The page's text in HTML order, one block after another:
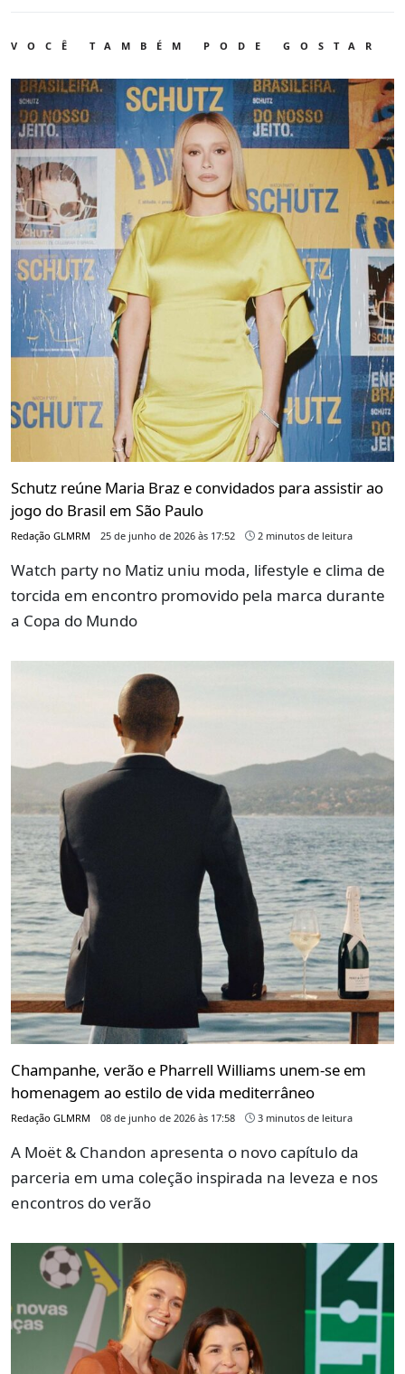
VOCÊ TAMBÉM PODE GOSTAR
Schutz reúne Maria Braz e convidados para assistir ao
jogo do Brasil em São Paulo
Redação GLMRM 25 de junho de 2026 às 17:52 2 minutos de leitura
Watch party no Matiz uniu moda, lifestyle e clima de
torcida em encontro promovido pela marca durante
a Copa do Mundo
Champanhe, verão e Pharrell Williams unem-se em
homenagem ao estilo de vida mediterrâneo
Redação GLMRM 08 de junho de 2026 às 17:58 3 minutos de leitura
A Moët & Chandon apresenta o novo capítulo da
parceria em uma coleção inspirada na leveza e nos
encontros do verão